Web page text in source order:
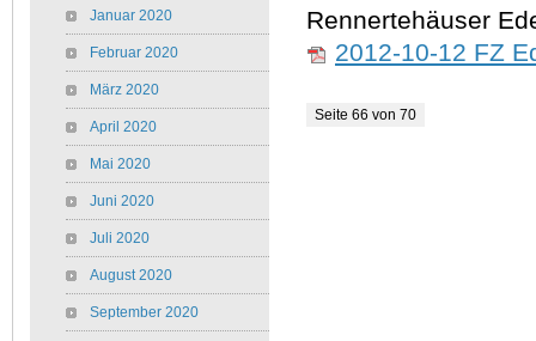
Januar 2020
Februar 2020
März 2020
April 2020
Mai 2020
Juni 2020
Juli 2020
August 2020
September 2020
Rennertehäuser
2012-10-12 FZ
Seite 66 von 70